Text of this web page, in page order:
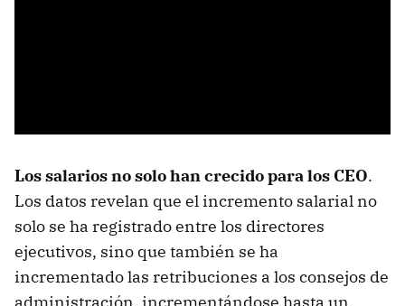
Los salarios no solo han crecido para los CEO.
Los datos revelan que el incremento salarial no
solo se ha registrado entre los directores
ejecutivos, sino que también se ha
incrementado las retribuciones a los consejos de